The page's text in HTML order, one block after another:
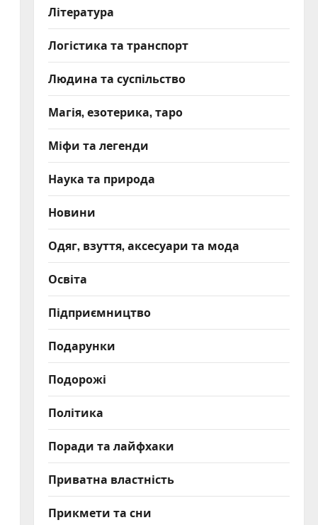
Література
Логістика та транспорт
Людина та суспільство
Магія, езотерика, таро
Міфи та легенди
Наука та природа
Новини
Одяг, взуття, аксесуари та мода
Освіта
Підприємництво
Подарунки
Подорожі
Політика
Поради та лайфхаки
Приватна властність
Прикмети та сни